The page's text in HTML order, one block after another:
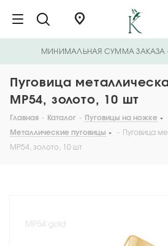
МИНИМАЛЬНАЯ СУММА ЗАКАЗА
Пуговица
MP54, золото, 10 шт
Главная - Каталог - Пуговицы на ножке
Металлические пуговицы
- Пуговица
MP54, золото, 10 шт